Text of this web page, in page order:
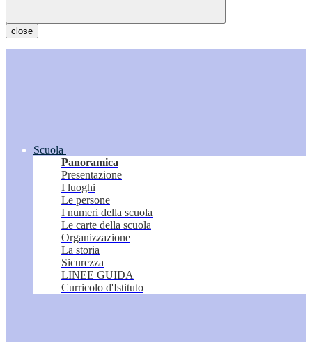
close
Scuola
Panoramica
Presentazione
I luoghi
Le persone
I numeri della scuola
Le carte della scuola
Organizzazione
La storia
Sicurezza
LINEE GUIDA
Curricolo d'Istituto